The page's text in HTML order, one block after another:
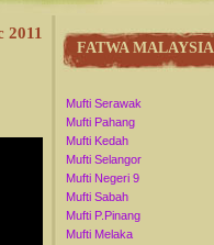
2011
FATWA MALAYSIA
Mufti Serawak
Mufti Pahang
Mufti Kedah
Mufti Selangor
Mufti Negeri 9
Mufti Sabah
Mufti P.Pinang
Mufti Melaka